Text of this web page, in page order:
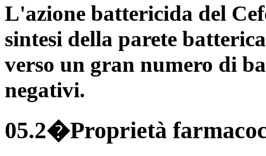
L'azione battericida del
sintesi della parete
verso un gran numero di
negativi.
05.2�Proprietà